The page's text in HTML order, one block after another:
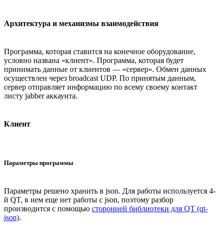
Архитектура и механизмы взаимодействия
Программа, которая ставится на конечное оборудование,
условно названа «клиент». Программа, которая будет
принимать данные от клиентов — «сервер». Обмен данных
осуществлен через broadcast UDP. По принятым данным,
сервер отправляет информацию по всему своему контакт
листу jabber аккаунта.
Клиент
Параметры программы
Параметры решено хранить в json. Для работы используется 4-
й QT, в нем еще нет работы с json, поэтому разбор
производится с помощью сторонней библиотеки для QT (qt-
json).